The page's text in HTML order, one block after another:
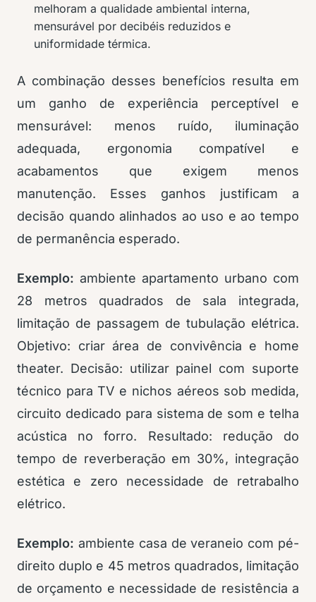
melhoram a qualidade ambiental interna,
mensurável por decibéis reduzidos e
uniformidade térmica.
A combinação desses benefícios resulta em
um ganho de experiência perceptível e
mensurável: menos ruído, iluminação
adequada, ergonomia compatível e
acabamentos que exigem menos
manutenção. Esses ganhos justificam a
decisão quando alinhados ao uso e ao tempo
de permanência esperado.
Exemplo: ambiente apartamento urbano com
28 metros quadrados de sala integrada,
limitação de passagem de tubulação elétrica.
Objetivo: criar área de convivência e home
theater. Decisão: utilizar painel com suporte
técnico para TV e nichos aéreos sob medida,
circuito dedicado para sistema de som e telha
acústica no forro. Resultado: redução do
tempo de reverberação em 30%, integração
estética e zero necessidade de retrabalho
elétrico.
Exemplo: ambiente casa de veraneio com pé-
direito duplo e 45 metros quadrados, limitação
de orçamento e necessidade de resistência a